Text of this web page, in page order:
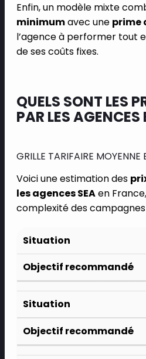
Enfin, un modèle mixte
minimumavec une prime
l’agence à performer tout
de ses coûts fixes.
QUELS SONT LES
PAR LES
GRILLE TARIFAIRE MOYENNE
Voici une estimation des
les agences SEAen
complexité des campagnes